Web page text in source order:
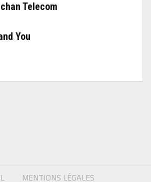
Telecom
You
MENTIONS LÉGALES